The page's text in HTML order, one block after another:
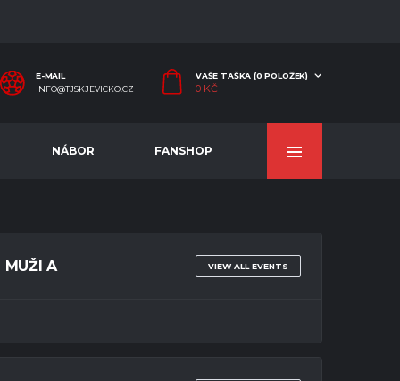
E-MAIL
INFO@TJSKJEVICKO.CZ
VAŠE TAŠKA (0 POLOŽEK)
0 KČ
NÁBOR FANSHOP
MUŽI A VIEW ALL EVENTS